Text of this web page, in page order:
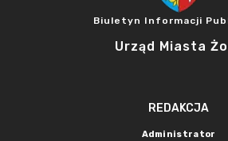
Biuletyn Informacji
Urząd Miasta
REDAKCJA
Administrator